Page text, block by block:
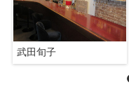
武田旬子